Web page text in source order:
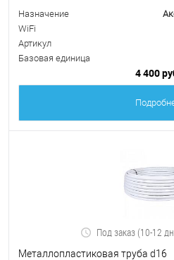
Назначение
WiFi
Артикул
Базовая единица
4 400
Под заказ (10-12
Металлопластиковая труба d16